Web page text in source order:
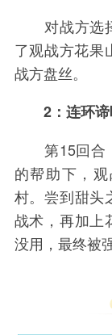
对战方选择
了观战方花果
战方盘丝。
2：连环
第15回合，
的帮助下，
村。尝到甜头
战术，再加上
没用，最终被